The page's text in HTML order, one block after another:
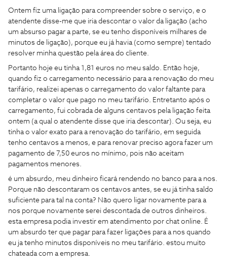
Ontem fiz uma ligação para compreender sobre o serviço, e o
atendente disse-me que iria descontar o valor da ligação (acho
um absurso pagar a parte, se eu tenho disponíveis milhares de
minutos de ligação), porque eu já havia (como sempre) tentado
resolver minha questão pela área do cliente.
Portanto hoje eu tinha 1,81 euros no meu saldo. Então hoje,
quando fiz o carregamento necessário para a renovação do meu
tarifário, realizei apenas o carregamento do valor faltante para
completar o valor que pago no meu tarifário. Entretanto após o
carregamento, fui cobrada de alguns centavos pela ligação feita
ontem (a qual o atendente disse que iria descontar). Ou seja, eu
tinha o valor exato para a renovação do tarifário, em seguida
tenho centavos a menos, e para renovar preciso agora fazer um
pagamento de 7,50 euros no mínimo, pois não aceitam
pagamentos menores.
é um absurdo, meu dinheiro ficará rendendo no banco para a nos.
Porque não descontaram os centavos antes, se eu já tinha saldo
suficiente para tal na conta? Não quero ligar novamente para a
nos porque novamente serei descontada de outros dinheiros.
esta empresa podia investir em atendimento por chat online. É
um absurdo ter que pagar para fazer ligações para a nos quando
eu ja tenho minutos disponíveis no meu tarifário. estou muito
chateada com a empresa.